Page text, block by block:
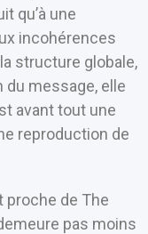
qu’à une
incohérences
structure globale,
du message, elle
avant tout une
reproduction de
proche de The
pas moins